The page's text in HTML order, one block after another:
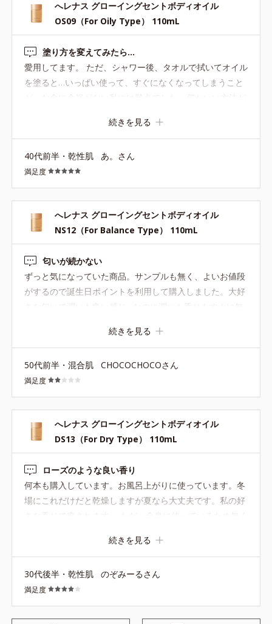
へレナス グローイングセントボディオイル
OS09（For Oily Type） 110mL
塗り方を変えてみたら…
愛用してます。 ただ、シャワー後、タオルで拭いてオイル
を塗ると…いっぱい使って、すぐになくなってしまうこと
が、お金に余裕がない私には難点でした… 何かいい方法が
と、拭かずに軽く水気を手で払ってからベビーオイルを塗
って、残りの水気をポンポンとタオルで優しく押さえてた
ことを思い出して、私も真似しみました。少量で済むこと
が判明しました（笑） 何よりお肌がベタつかず、しっとり
してます。香りは、ほのかに香るくらいになります。夏場
もベタつかず、この方法で乗り越えれそうです！
続きを見る
40代前半・乾性肌 あ。さん
満足度
へレナス グローイングセントボディオイル
NS12（For Balance Type） 110mL
匂いが続かない
ずっと気になっていた商品。サンプルも無く、よいお値段
がするので誕生日ポイントを利用して購入しました。大好
沢山の皆さんがサンプルが欲しいと書いているにも関わら
ず何故サンプルが無いのか不思議。
続きを見る
50代前半・混合肌 CHOCOCHOCOさん
満足度
へレナス グローイングセントボディオイル
DS13（For Dry Type） 110mL
ローズのような良い香り
何本も購入しています。お風呂上がりに使っています。冬
場にこれだけだと乾燥しますが夏なら大丈夫です。私の好
ければ今後も使いますが、お財布事情的にこれからは難し
いかもしれません。
続きを見る
30代後半・乾性肌 のぞみーるさん
満足度